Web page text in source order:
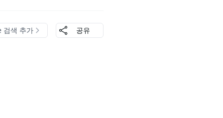
검색 추가 공유